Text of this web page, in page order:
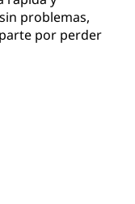
problemas,
por perder